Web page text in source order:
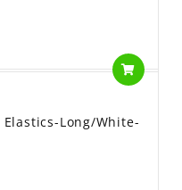
Elastics-Long/White-